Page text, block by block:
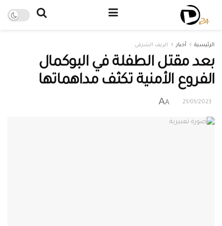
الرئيسية أخبار الريف الشرقي
بعد مقتل الطفلة في البوكمال
الفروع الأمنية تكثف مداهماتها
21/01/2023
A
A